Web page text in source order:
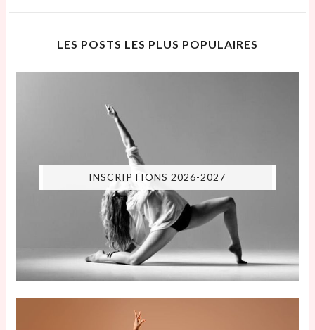
LES POSTS LES PLUS POPULAIRES
INSCRIPTIONS 2026-2027